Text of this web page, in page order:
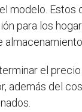
modelo.
para los
el
además del